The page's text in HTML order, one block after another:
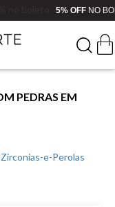
NO BOLETO OU PIX
PEDRAS EM